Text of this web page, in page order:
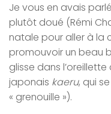
Je vous en avais
plutôt doué (Rémi
natale pour aller à la
promouvoir un beau
glisse dans
japonais kaeru, qui
« grenouille »).